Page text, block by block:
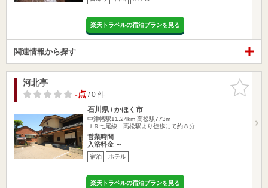
楽天トラベルの宿泊プランを見る
関連情報から探す
お気に入
りに追加
河北亭
-点/ 0 件
石川県 / かほく市
中津幡駅11.24km 高松駅773m
ＪＲ七尾線 高松駅より徒歩にて約８分
営業時間
入浴料金 ～
宿泊 ホテル
楽天トラベルの宿泊プランを見る